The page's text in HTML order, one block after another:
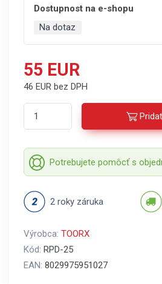
Dostupnost na e-shopu
Na dotaz
55 EUR
46 EUR bez DPH
Potrebujete pomôcť s
2 roky záruka
Výrobca: TOORX
Kód: RPD-25
EAN: 8029975951027